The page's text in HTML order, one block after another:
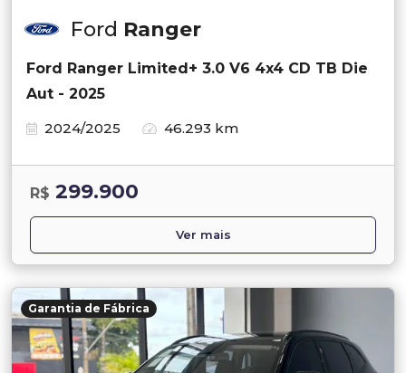
Ford Ranger
Ford Ranger Limited+ 3.0 V6 4x4 CD TB Die
Aut - 2025
2024/2025
46.293 km
R$ 299.900
Ver mais
Garantia de Fábrica